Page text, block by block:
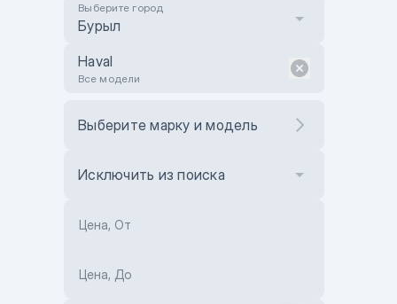
Выберите город
Бурыл
Haval
Все модели
Выберите марку и модель
Исключить из поиска
Цена, От
Цена, До